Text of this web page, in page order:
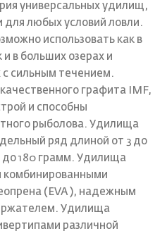
универсальных удилищ,
любых условий ловли.
использовать как в
в больших озерах и
сильным течением.
графита IMF,
и способны
рыболова. Удилища
ряд длиной от 3 до
до 180 грамм. Удилища
(EVA ), надежным
Удилища
различной